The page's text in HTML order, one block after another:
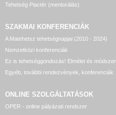
Tehetség Piactér (mentorálás)
SZAKMAI KONFERENCIÁK
A Matehetsz tehetségnapjai (2010 - 2024)
Nemzetközi konferenciák
Ez is tehetséggondozás! Elmélet és
Egyéb, további rendezvények, konferenciák
ONLINE SZOLGÁLTATÁSOK
OPER - online pályázati rendszer